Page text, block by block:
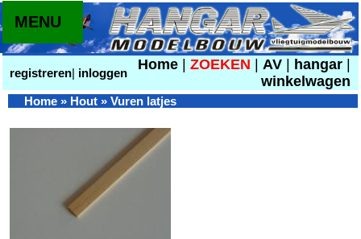
registreren| inloggen
Home ZOEKEN AV hangar
winkelwagen
MENU
Home » Hout » Vuren latjes